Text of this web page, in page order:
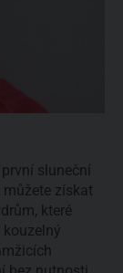
sluneční
získat
které